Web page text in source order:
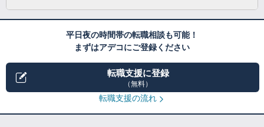
平日夜の時間帯の転職相談も可能！
まずはアデコにご登録ください
転職支援に登録
（無料）
転職支援の流れ